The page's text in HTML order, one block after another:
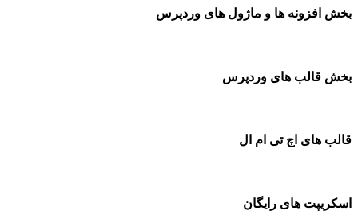
بخش افزونه ها و ماژول های وردپرس
بخش قالب های وردپرس
قالب های اچ تی ام ال
اسکریپت های رایگان